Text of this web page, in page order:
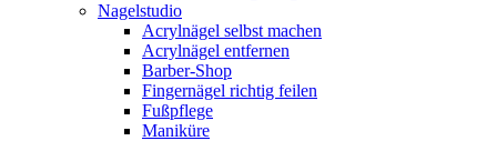
Nagelstudio
Acrylnägel selbst machen
Acrylnägel entfernen
Barber-Shop
Fingernägel richtig feilen
Fußpflege
Maniküre